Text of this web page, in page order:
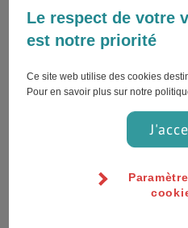
À voir absolument si
Photographie, le musée
Le respect de votre
est notre priorité
Ce site web utilise des cookies
Pour en savoir plus sur notre